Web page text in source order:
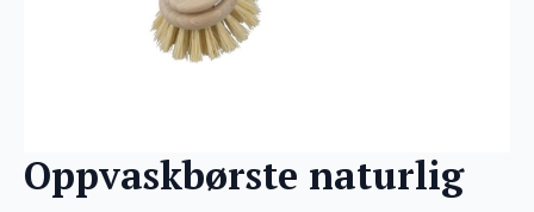
Oppvaskbørste naturlig